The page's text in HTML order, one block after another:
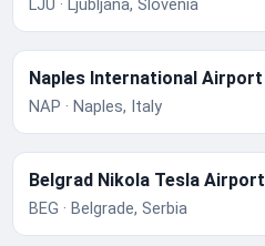
LJU · Ljubljana, Slovenia
Naples International Airport
NAP · Naples, Italy
Belgrad Nikola Tesla Airport
BEG · Belgrade, Serbia